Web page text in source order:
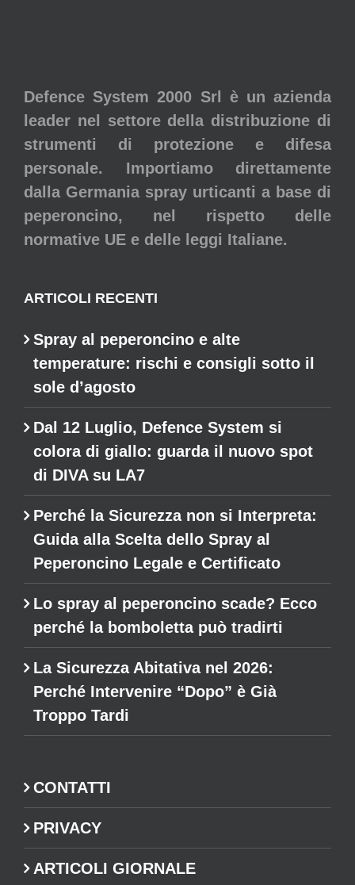
Defence System 2000 Srl è un azienda
leader nel settore della distribuzione di
strumenti di protezione e difesa
personale. Importiamo direttamente
dalla Germania spray urticanti a base di
peperoncino, nel rispetto delle
normative UE e delle leggi Italiane.
ARTICOLI RECENTI
Spray al peperoncino e alte
temperature: rischi e consigli sotto il
sole d’agosto
Dal 12 Luglio, Defence System si
colora di giallo: guarda il nuovo spot
di DIVA su LA7
Perché la Sicurezza non si Interpreta:
Guida alla Scelta dello Spray al
Peperoncino Legale e Certificato
Lo spray al peperoncino scade? Ecco
perché la bomboletta può tradirti
La Sicurezza Abitativa nel 2026:
Perché Intervenire “Dopo” è Già
Troppo Tardi
CONTATTI
PRIVACY
ARTICOLI GIORNALE